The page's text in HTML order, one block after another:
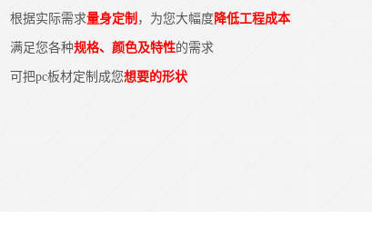
pc板折弯
根据实际需求量身定制 ，为您大幅度降低工程成本
满足您各种规格、颜色及特性的需求
可把pc板材定制成您想要的形状